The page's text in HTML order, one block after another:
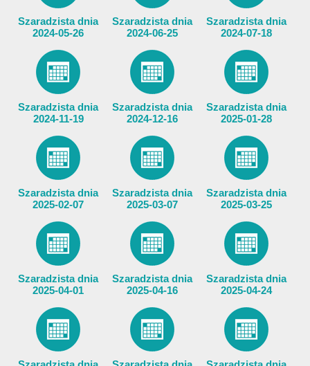
Szaradzista dnia
2024-05-26
Szaradzista dnia
2024-06-25
Szaradzista dnia
2024-07-18
Szaradzista dnia
2024-11-19
Szaradzista dnia
2024-12-16
Szaradzista dnia
2025-01-28
Szaradzista dnia
2025-02-07
Szaradzista dnia
2025-03-07
Szaradzista dnia
2025-03-25
Szaradzista dnia
2025-04-01
Szaradzista dnia
2025-04-16
Szaradzista dnia
2025-04-24